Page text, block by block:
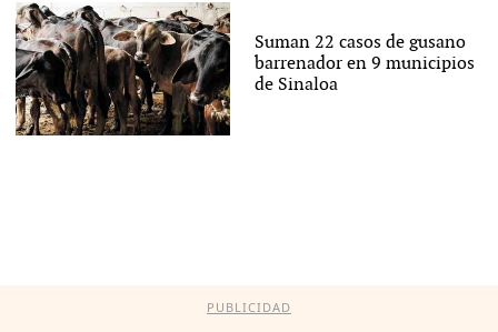
Suman 22 casos de gusano
barrenador en 9 municipios
de Sinaloa
PUBLICIDAD